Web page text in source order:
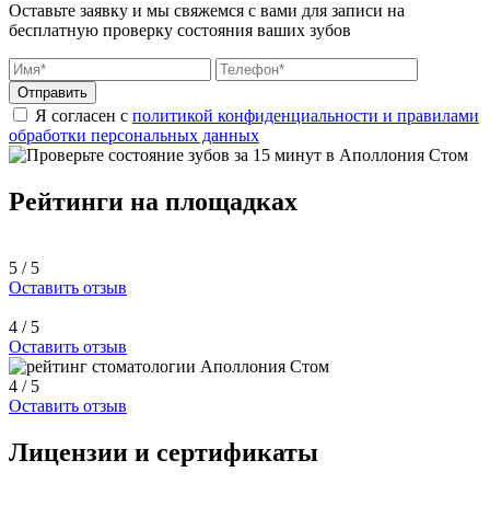
Оставьте заявку и мы свяжемся с вами для записи на
бесплатную проверку состояния ваших зубов
Отправить
Я согласен с политикой конфиденциальности и правилами
обработки персональных данных
Рейтинги на площадках
5 / 5
Оставить отзыв
4 / 5
Оставить отзыв
4 / 5
Оставить отзыв
Лицензии и сертификаты